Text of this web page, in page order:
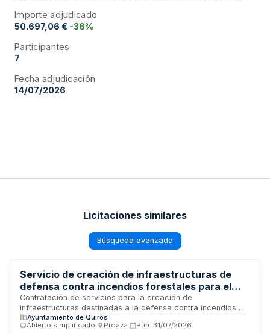
Importe adjudicado
50.697,06 € -36%
Participantes
7
Fecha adjudicación
14/07/2026
Licitaciones similares
Búsqueda avanzada
Servicio de creación de infraestructuras de
defensa contra incendios forestales para el
Ayuntamiento de Quirós
Contratación de servicios para la creación de
infraestructuras destinadas a la defensa contra incendios
forestales en el municipio de Quirós. El Ayuntamiento licita los
trabajos de desbroce, apertura de fajas auxiliares
Ayuntamiento de Quirós
Abierto simplificado
Proaza Pub. 31/07/2026